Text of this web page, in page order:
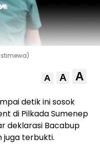
A A A
detik ini sosok
di Pilkada Sumenep
deklarasi Bacabup
juga terbukti.